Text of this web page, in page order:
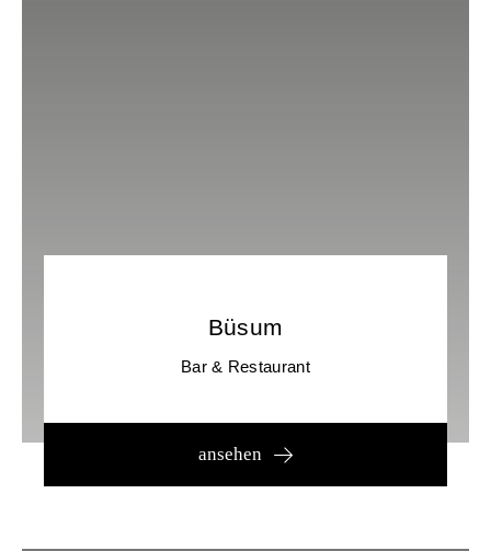
Büsum
Bar & Restaurant
ansehen